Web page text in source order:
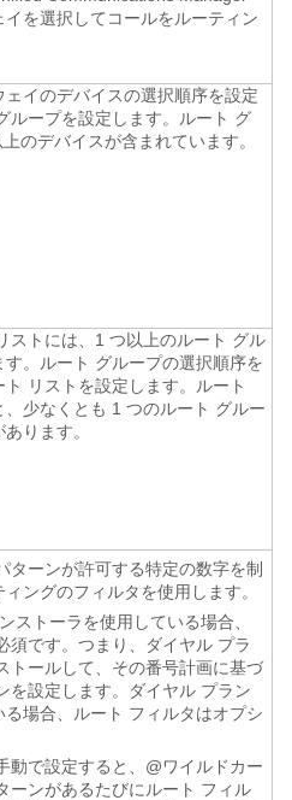
を選択してコールをルーティン
ェイのデバイスの選択順序を設定
ループを設定します。ルート グ
のデバイスが含まれています。
ストには、1 つ以上のルート グル
。ルート グループの選択順序を
リストを設定します。ルート
、少なくとも 1 つのルート グルー
ります。
ターンが許可する特定の数字を制
ングのフィルタを使用します。
ストーラを使用している場合、
須です。つまり、ダイヤル プラ
トールして、その番号計画に基づ
を設定します。ダイヤル プラン
場合、ルート フィルタはオプシ
動で設定すると、@ワイルドカー
ーンがあるたびにルート フィル